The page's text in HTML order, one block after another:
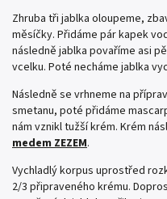
Zhruba tři jablka oloupeme,
měsíčky. Přidáme pár kapek
následně jablka povaříme asi
vcelku. Poté necháme jablka
Následně se vrhneme na
smetanu, poté přidáme
nám vznikl tužší krém. Krém
medem ZEZEM.
Vychladlý korpus uprostřed
2/3 připraveného krému.